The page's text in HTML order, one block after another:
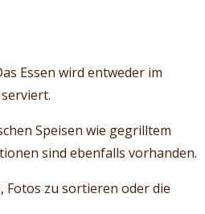
Essen wird entweder im
Speisen wie gegrilltem
sind ebenfalls vorhanden.
Fotos zu sortieren oder die